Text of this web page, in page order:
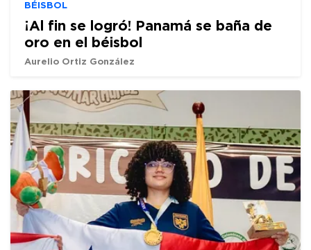
BÉISBOL
¡Al fin se logró! Panamá se baña de
oro en el béisbol
Aurelio Ortiz González